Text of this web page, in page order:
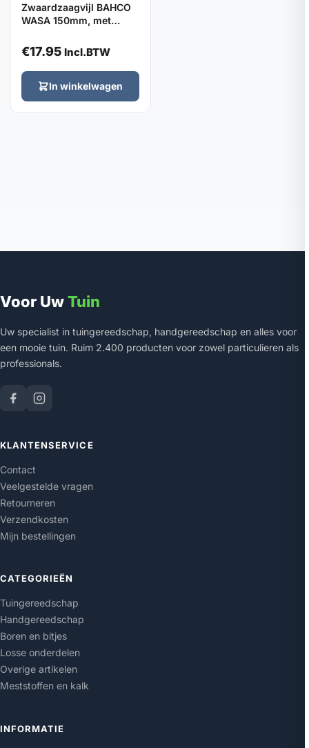
Zwaardzaagvijl BAHCO
WASA 150mm, met
€17.95 Incl.BTW
In winkelwagen
Voor UwTuin
Uw specialist in tuingereedschap, handgereedschap en alles voor
een mooie tuin. Ruim 2.400 producten voor zowel particulieren als
professionals.
KLANTENSERVICE
Contact
Veelgestelde vragen
Retourneren
Verzendkosten
Mijn bestellingen
CATEGORIEËN
Tuingereedschap
Handgereedschap
Boren en bitjes
Losse onderdelen
Overige artikelen
Meststoffen en kalk
INFORMATIE